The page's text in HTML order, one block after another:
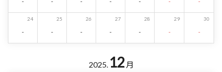
24
-
25
-
26
-
27
-
28
-
29
-
30
-
2025. 12 月